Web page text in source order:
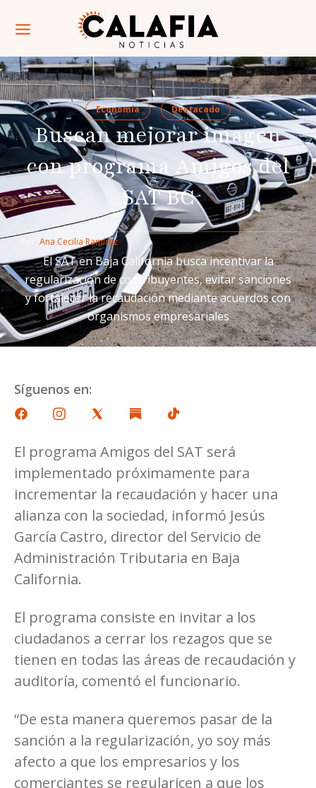
Economía Destacado
Buscan mejorar imagen
con programa Amigos del
SAT BC
Ana Cecilia Ramírez
El SAT en Baja California busca incentivar la
regularización de contribuyentes, evitar sanciones
y fortalecer la recaudación mediante acuerdos con
organismos empresariales
Síguenos en:
El programa Amigos del SAT será
implementado próximamente para
incrementar la recaudación y hacer una
alianza con la sociedad, informó Jesús
García Castro, director del Servicio de
Administración Tributaria en Baja
California.
El programa consiste en invitar a los
ciudadanos a cerrar los rezagos que se
tienen en todas las áreas de recaudación y
auditoría, comentó el funcionario.
“De esta manera queremos pasar de la
sanción a la regularización, yo soy más
afecto a que los empresarios y los
comerciantes se regularicen a que los